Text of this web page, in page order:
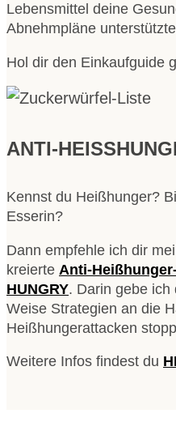
Lebensmittel deine
Abnehmpläne
Hol dir den Einkaufguide
ANTI-
Kennst du Heißhunger?
Esserin?
Dann empfehle ich dir
kreierte Anti-
HUNGRY. Darin gebe ich
Weise Strategien an die
Heißhungerattacken
Weitere Infos findest du